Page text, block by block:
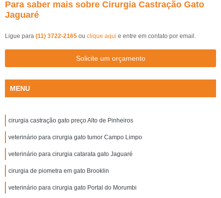
Para saber mais sobre Cirurgia Castração Gato
Jaguaré
Ligue para (11) 3722-2165 ou clique aqui e entre em contato por email.
Solicite um orçamento
MENU
cirurgia castração gato preço Alto de Pinheiros
veterinário para cirurgia gato tumor Campo Limpo
veterinário para cirurgia catarata gato Jaguaré
cirurgia de piometra em gato Brooklin
veterinário para cirurgia gato Portal do Morumbi